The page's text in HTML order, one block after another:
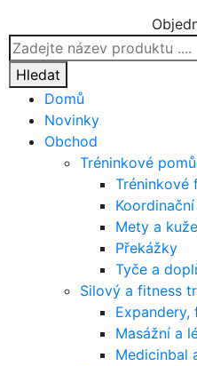
Products
search
Hledat
Domů
Novinky
Obchod
Tréninkové
Tréninkové
Mety a
Překážky
Tyče a
Silový a fitness
Expandery,
Masážní a
Medicinbal